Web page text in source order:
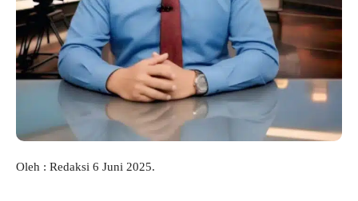
Oleh : Redaksi 6 Juni 2025.